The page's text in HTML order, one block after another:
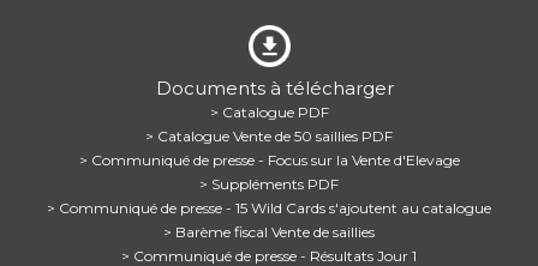
Documents à télécharger
> Catalogue PDF
> Catalogue Vente de 50 saillies PDF
> Communiqué de presse - Focus sur la Vente d'Elevage
> Suppléments PDF
> Communiqué de presse - 15 Wild Cards s'ajoutent au catalogue
> Barème fiscal Vente de saillies
> Communiqué de presse - Résultats Jour 1